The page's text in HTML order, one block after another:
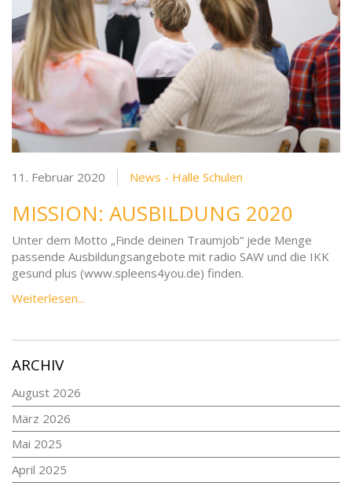
11. Februar 2020 News - Halle Schulen
MISSION: AUSBILDUNG 2020
Unter dem Motto „Finde deinen Traumjob“ jede Menge
passende Ausbildungsangebote mit radio SAW und die IKK
gesund plus (www.spleens4you.de) finden.
Weiterlesen...
ARCHIV
August 2026
März 2026
Mai 2025
April 2025